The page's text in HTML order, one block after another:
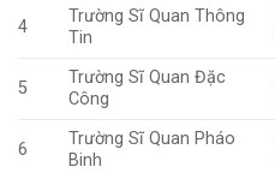
4
Trường Sĩ Quan Thông
Tin
5
Trường Sĩ Quan Đặc
Công
6
Trường Sĩ Quan Pháo
Binh